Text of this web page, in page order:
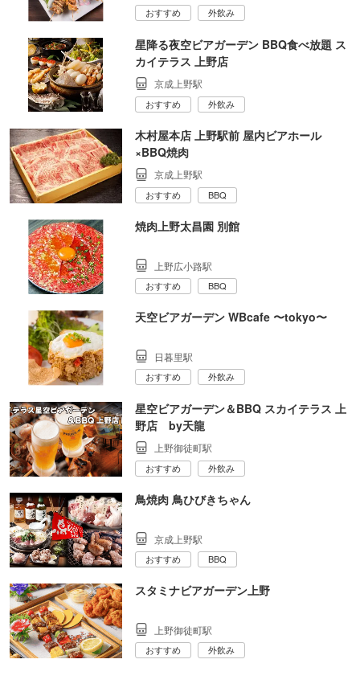
おすすめ 外飲み
星降る夜空ビアガーデン BBQ食べ放題 ス
カイテラス 上野店
京成上野駅
おすすめ 外飲み
木村屋本店 上野駅前 屋内ビアホール
×BBQ焼肉
京成上野駅
おすすめ BBQ
焼肉上野太昌園 別館
上野広小路駅
おすすめ BBQ
天空ビアガーデン WBcafe 〜tokyo〜
日暮里駅
おすすめ 外飲み
星空ビアガーデン＆BBQ スカイテラス 上
野店 by天龍
上野御徒町駅
おすすめ 外飲み
鳥焼肉 鳥ひびきちゃん
京成上野駅
おすすめ BBQ
スタミナビアガーデン上野
上野御徒町駅
おすすめ 外飲み